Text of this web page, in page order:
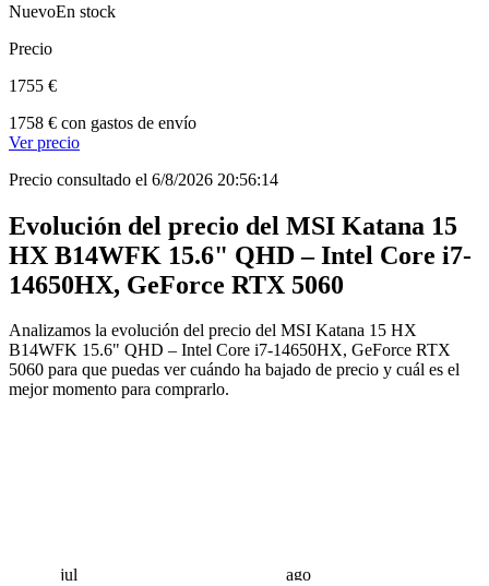
NuevoEn stock
Precio
1755 €
1758 € con gastos de envío
Ver precio
Precio consultado el 6/8/2026 20:56:14
Evolución del precio del MSI Katana 15
HX B14WFK 15.6" QHD – Intel Core i7-
14650HX, GeForce RTX 5060
Analizamos la evolución del precio del MSI Katana 15 HX
B14WFK 15.6" QHD – Intel Core i7-14650HX, GeForce RTX
5060 para que puedas ver cuándo ha bajado de precio y cuál es el
mejor momento para comprarlo.
jul ago